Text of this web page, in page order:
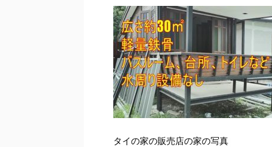
タイの家の販売店の家の写真